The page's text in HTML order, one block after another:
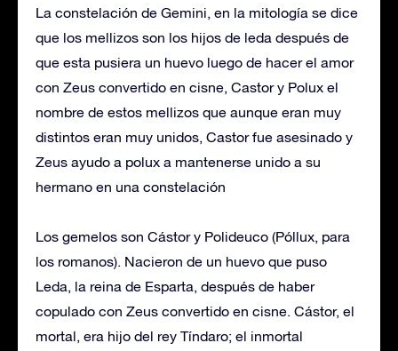
La constelación de Gemini, en la mitología se dice
que los mellizos son los hijos de leda después de
que esta pusiera un huevo luego de hacer el amor
con Zeus convertido en cisne, Castor y Polux el
nombre de estos mellizos que aunque eran muy
distintos eran muy unidos, Castor fue asesinado y
Zeus ayudo a polux a mantenerse unido a su
hermano en una constelación
Los gemelos son Cástor y Polideuco (Póllux, para
los romanos). Nacieron de un huevo que puso
Leda, la reina de Esparta, después de haber
copulado con Zeus convertido en cisne. Cástor, el
mortal, era hijo del rey Tíndaro; el inmortal